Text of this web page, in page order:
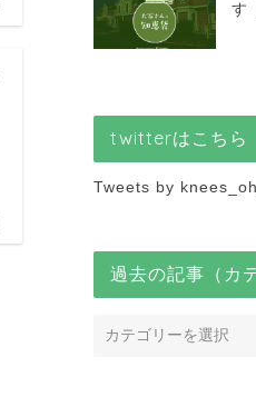
す
twitterはこちら
Tweets by
過去の記事（カ